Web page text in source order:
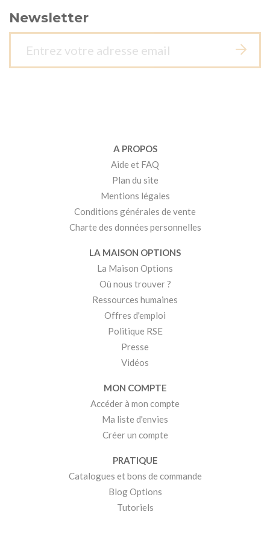
Newsletter
A PROPOS
Aide et FAQ
Plan du site
Mentions légales
Conditions générales de vente
Charte des données personnelles
LA MAISON OPTIONS
La Maison Options
Où nous trouver ?
Ressources humaines
Offres d'emploi
Politique RSE
Presse
Vidéos
MON COMPTE
Accéder à mon compte
Ma liste d'envies
Créer un compte
PRATIQUE
Catalogues et bons de commande
Blog Options
Tutoriels